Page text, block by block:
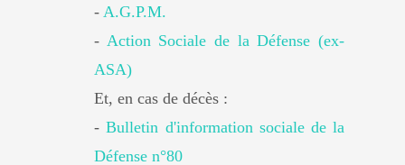
-A.G.P.M.
- Action Sociale de la Défense (ex-
ASA)
Et, en cas de décès :
-Bulletin d'information sociale de la
Défense n°80